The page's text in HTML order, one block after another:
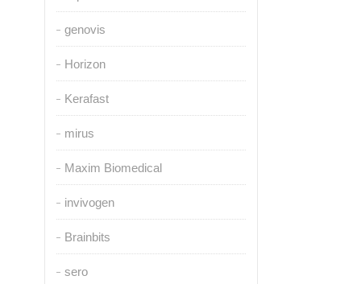
genovis
Horizon
Kerafast
mirus
Maxim Biomedical
invivogen
Brainbits
sero